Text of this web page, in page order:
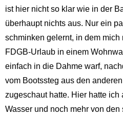
ist hier nicht so klar wie in der
überhaupt nichts aus. Nur ein
schminken gelernt, in dem mich
FDGB-Urlaub in einem
einfach in die Dahme warf,
vom Bootssteg aus den
zugeschaut hatte. Hier hatte ich
Wasser und noch mehr von